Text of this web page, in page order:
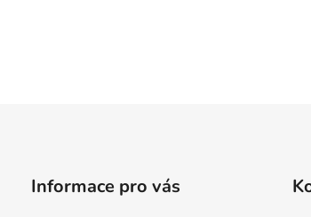
Informace pro vás